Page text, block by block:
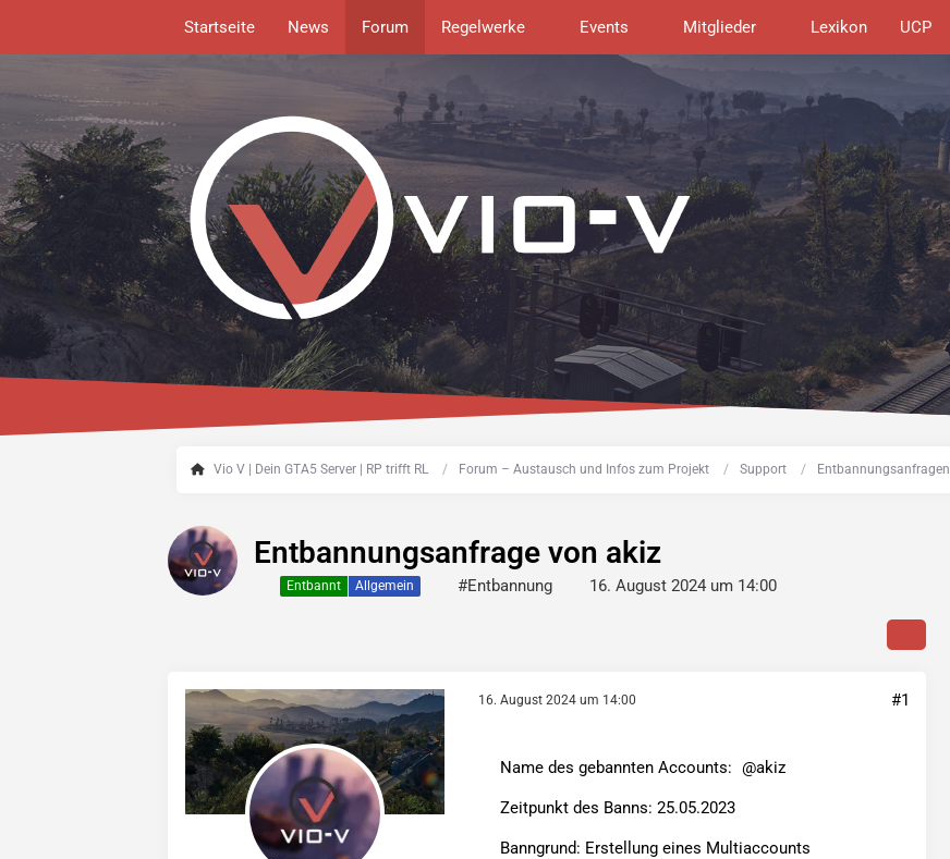
Startseite News Forum Regelwerke Events Mitglieder Lexikon UCP
Vio V | Dein GTA5 Server | RP trifft RL Forum – Austausch und Infos zum Projekt Support Entbannungsanfragen
Entbannungsanfrage von akiz
Entbannt Allgemein #Entbannung 16. August 2024 um 14:00
16. August 2024 um 14:00 #1
Name des gebannten Accounts: akiz
Zeitpunkt des Banns: 25.05.2023
Banngrund: Erstellung eines Multiaccounts